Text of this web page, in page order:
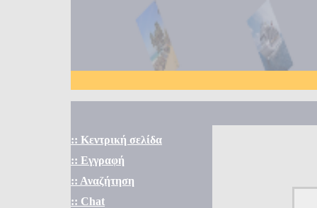
:: Κεντρική σελίδα
:: Εγγραφή
:: Αναζήτηση
:: Chat